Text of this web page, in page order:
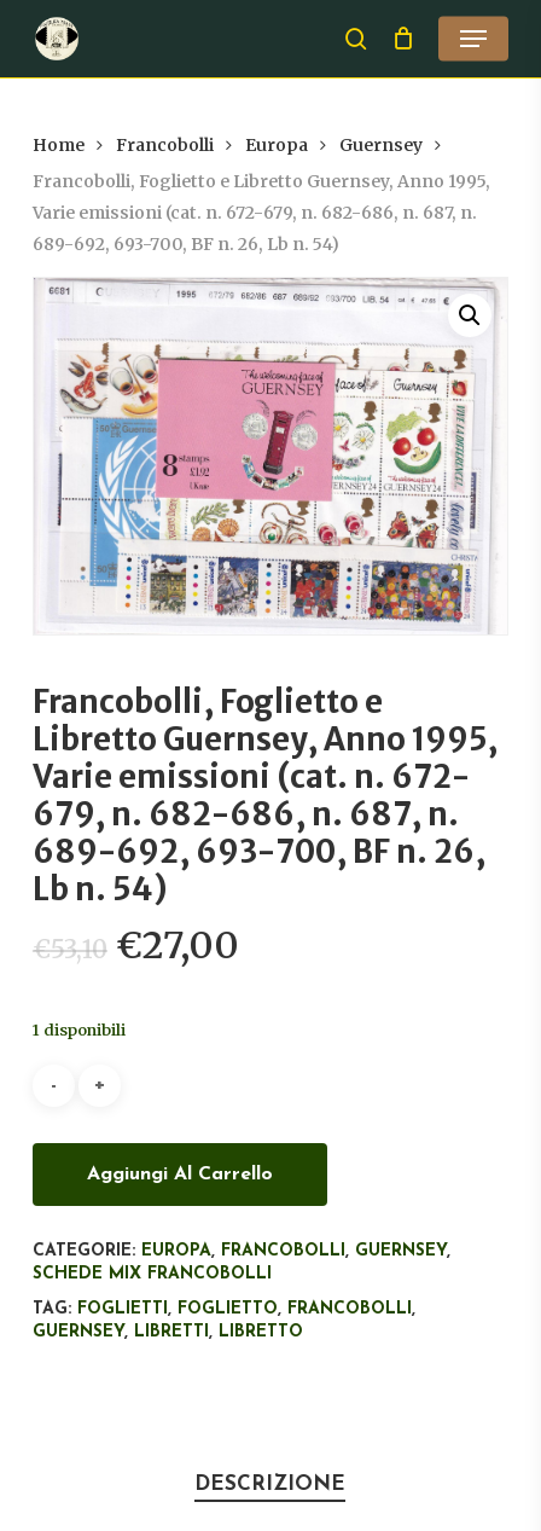
main
search
Menu
Home Francobolli Europa
Guernsey
Francobolli, Foglietto e Libretto Guernsey, Anno 1995,
Varie emissioni (cat. n. 672-679, n. 682-686, n. 687, n.
689-692, 693-700, BF n. 26, Lb n. 54)
Francobolli, Foglietto e
Libretto Guernsey, Anno 1995,
Varie emissioni (cat. n. 672-
679, n. 682-686, n. 687, n.
689-692, 693-700, BF n. 26,
Lb n. 54)
€53,10 Il
prezzo
originale
€27,00
1 disponibili
Aggiungi Al Carrello
CATEGORIE: EUROPA, FRANCOBOLLI, GUERNSEY,
SCHEDE MIX FRANCOBOLLI
TAG: FOGLIETTI, FOGLIETTO, FRANCOBOLLI,
GUERNSEY, LIBRETTI, LIBRETTO
DESCRIZIONE
Close